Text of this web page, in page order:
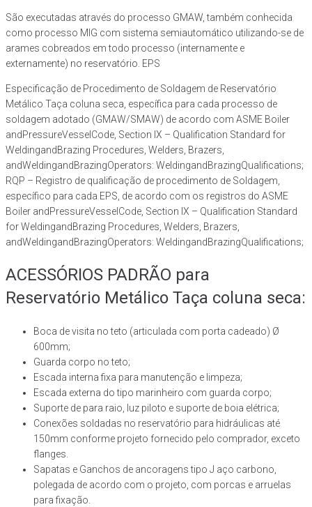
São executadas através do processo GMAW, também conhecida
como processo MIG com sistema semiautomático utilizando-se de
arames cobreados em todo processo (internamente e
externamente) no reservatório. EPS
Especificação de Procedimento de Soldagem de Reservatório
Metálico Taça coluna seca, específica para cada processo de
soldagem adotado (GMAW/SMAW) de acordo com ASME Boiler
andPressureVesselCode, Section IX – Qualification Standard for
WeldingandBrazing Procedures, Welders, Brazers,
andWeldingandBrazingOperators: WeldingandBrazingQualifications;
RQP – Registro de qualificação de procedimento de Soldagem,
específico para cada EPS, de acordo com os registros do ASME
Boiler andPressureVesselCode, Section IX – Qualification Standard
for WeldingandBrazing Procedures, Welders, Brazers,
andWeldingandBrazingOperators: WeldingandBrazingQualifications;
ACESSÓRIOS PADRÃO para
Reservatório Metálico Taça coluna seca:
Boca de visita no teto (articulada com porta cadeado) Ø
600mm;
Guarda corpo no teto;
Escada interna fixa para manutenção e limpeza;
Escada externa do tipo marinheiro com guarda corpo;
Suporte de para raio, luz piloto e suporte de boia elétrica;
Conexões soldadas no reservatório para hidráulicas até
150mm conforme projeto fornecido pelo comprador, exceto
flanges.
Sapatas e Ganchos de ancoragens tipo J aço carbono,
polegada de acordo com o projeto, com porcas e arruelas
para fixação.